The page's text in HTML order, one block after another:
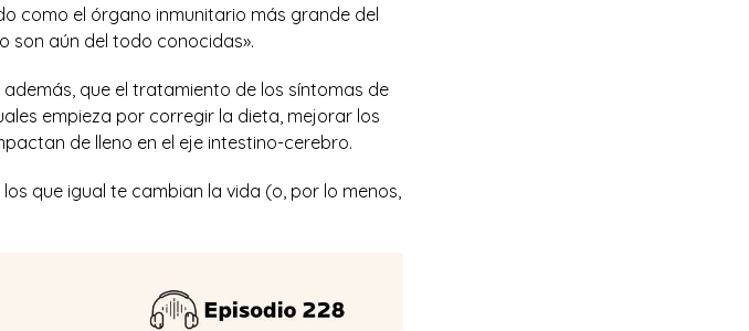
como el órgano inmunitario más grande del
son aún del todo conocidas».
que el tratamiento de los síntomas de
empieza por corregir la dieta, mejorar los
de lleno en el eje intestino-cerebro.
que igual te cambian la vida (o, por lo menos,